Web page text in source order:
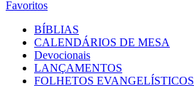
Favoritos
BÍBLIAS
CALENDÁRIOS DE MESA
Devocionais
LANÇAMENTOS
FOLHETOS EVANGELÍSTICOS